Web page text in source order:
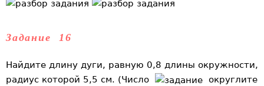
Задание 16
Найдите длину дуги, равную 0,8 длины окружности,
радиус которой 5,5 см. (Число
округлите